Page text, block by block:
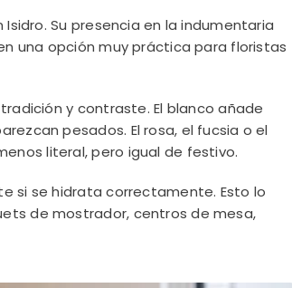
Su presencia en la indumentaria
una opción muy práctica para floristas
y contraste. El blanco añade
pesados. El rosa, el fucsia o el
literal, pero igual de festivo.
si se hidrata correctamente. Esto lo
de mostrador, centros de mesa,